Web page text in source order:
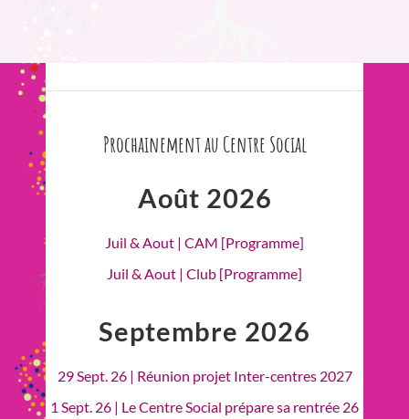
Prochainement au Centre Social
Août 2026
Juil & Aout | CAM [Programme]
Juil & Aout | Club [Programme]
Septembre 2026
29 Sept. 26 | Réunion projet Inter-centres 2027
1 Sept. 26 | Le Centre Social prépare sa rentrée 26